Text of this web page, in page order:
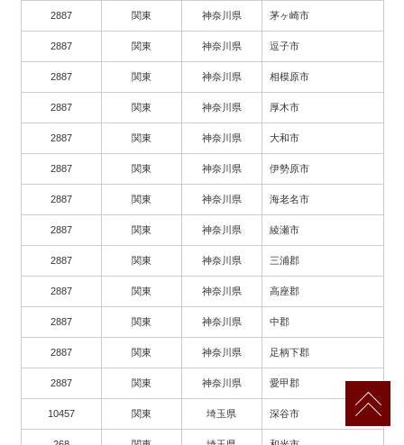
2887 関東 神奈川県 茅ヶ崎市
2887 関東 神奈川県 逗子市
2887 関東 神奈川県 相模原市
2887 関東 神奈川県 厚木市
2887 関東 神奈川県 大和市
2887 関東 神奈川県 伊勢原市
2887 関東 神奈川県 海老名市
2887 関東 神奈川県 綾瀬市
2887 関東 神奈川県 三浦郡
2887 関東 神奈川県 高座郡
2887 関東 神奈川県 中郡
2887 関東 神奈川県 足柄下郡
2887 関東 神奈川県 愛甲郡
10457 関東 埼玉県 深谷市